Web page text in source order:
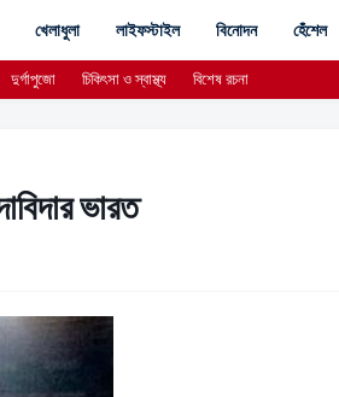
খেলাধুলা লাইফস্টাইল বিনোদন হেঁশেল
দুর্গাপুজো চিকিৎসা ও স্বাস্থ্য বিশেষ রচনা
ভারত